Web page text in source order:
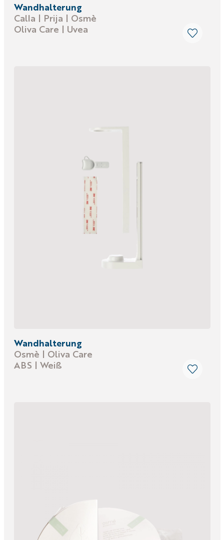
Wandhalterung
Calla | Prija | Osmè
Oliva Care | Uvea
Wandhalterung
Osmè | Oliva Care
ABS | Weiß